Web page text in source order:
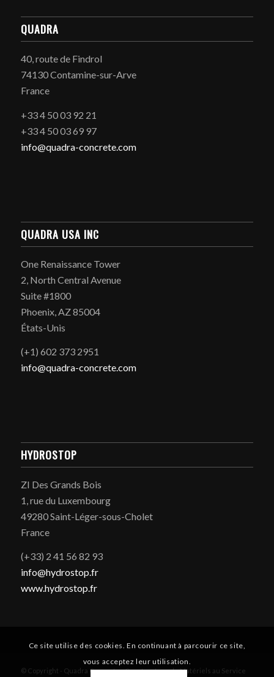
QUADRA
40, route de Findrol
74130 Contamine-sur-Arve
France
+33 4 50 03 92 21
+33 4 50 03 69 97
info@quadra-concrete.com
QUADRA USA INC
One Renaissance Tower
2, North Central Avenue
Suite #1800
Phoenix, AZ 85004
États-Unis
(+1) 602 373 2951
info@quadra-concrete.com
HYDROSTOP
ZI Des Grands Bois
1, rue du Luxembourg
49280 Saint-Léger-sous-Cholet
France
(+33) 2 41 56 82 93
info@hydrostop.fr
www.hydrostop.fr
© Copyright - Quadra Concrete - Constructeur de Matériels au Service
Ce site utilise des cookies. En continuant à parcourir ce site,
vous acceptez leur utilisation.